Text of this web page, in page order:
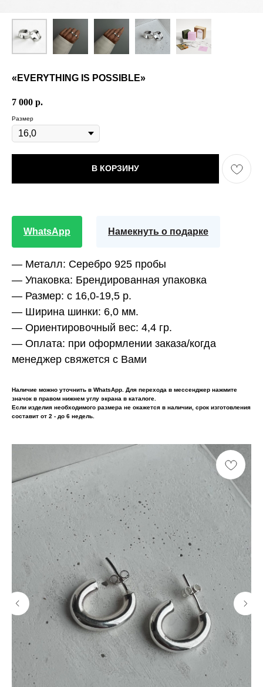
«EVERYTHING IS POSSIBLE»
7 000 р.
Размер
В КОРЗИНУ
WhatsApp Намекнуть о подарке
— Металл: Серебро 925 пробы
— Упаковка: Брендированная упаковка
— Размер: с 16,0-19,5 р.
— Ширина шинки: 6,0 мм.
— Ориентировочный вес: 4,4 гр.
— Оплата: при оформлении заказа/когда
менеджер свяжется с Вами
Наличие можно уточнить в WhatsApp. Для перехода в мессенджер нажмите
значок в правом нижнем углу экрана в каталоге.
Если изделия необходимого размера не окажется в наличии, срок изготовления
составит от 2 - до 6 недель.